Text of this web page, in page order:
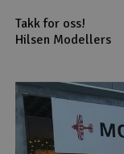
Takk for oss!
Hilsen Modellers